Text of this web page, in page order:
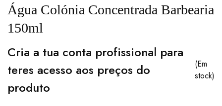
Água Colónia Concentrada Barbearia
150ml
Cria a tua conta profissional para
teres acesso aos preços do
produto
(Em
stock)